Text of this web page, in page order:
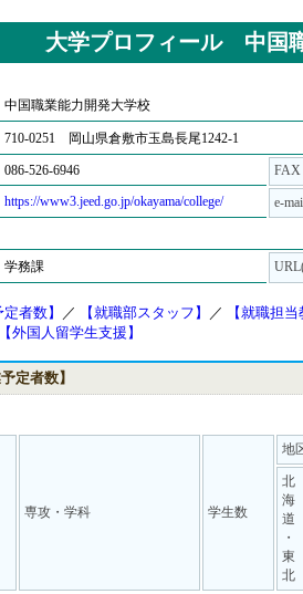
大学プロフィール 中国
中国職業能力開発大学校
710-0251 岡山県倉敷市玉島長尾1242-1
086-526-6946 FAX
https://www3.jeed.go.jp/okayama/college/ e-
学務課
者数】 ／ 【就職部スタッフ】 ／ 【就職担当
【外国人留学生支援】
定者数】
専攻・学科 学生数
地
北
海
道
・
東
北